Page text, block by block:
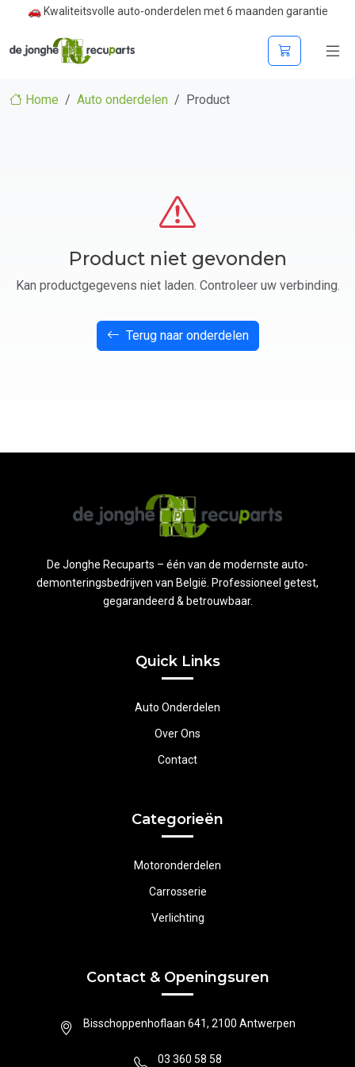
🚗 Kwaliteitsvolle auto-onderdelen met 6 maanden garantie
Home Auto onderdelen Product
Product niet gevonden
Kan productgegevens niet laden. Controleer uw verbinding.
Terug naar onderdelen
De Jonghe Recuparts – één van de modernste auto-
demonteringsbedrijven van België. Professioneel getest,
gegarandeerd & betrouwbaar.
Quick Links
Auto Onderdelen
Over Ons
Contact
Categorieën
Motoronderdelen
Carrosserie
Verlichting
Contact & Openingsuren
Bisschoppenhoflaan 641, 2100 Antwerpen
03 360 58 58